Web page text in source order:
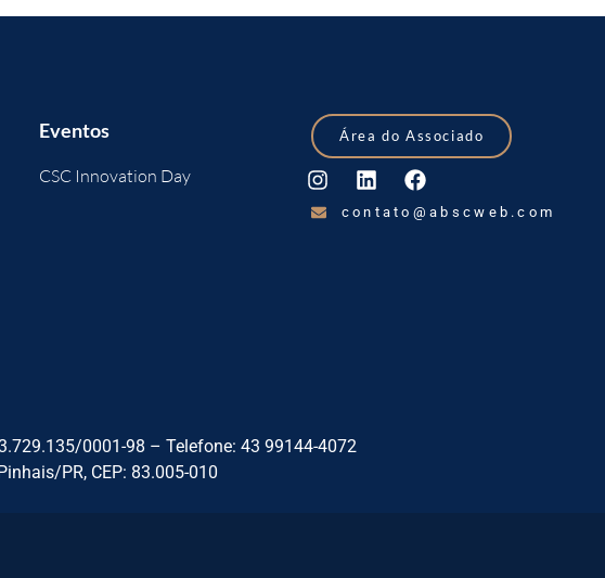
Eventos
CSC Innovation Day
Área do Associado
contato@abscweb.com
3.729.135/0001-98 – Telefone: 43 99144-4072
PR, CEP: 83.005-010